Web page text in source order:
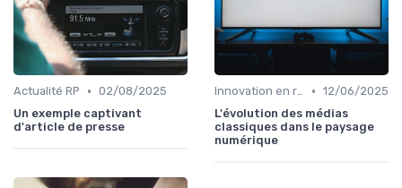
Actualité RP • 02/08/2025
Un exemple captivant
d'article de presse
Innovation en relation presse • 12/06/2025
L'évolution des médias
classiques dans le paysage
numérique